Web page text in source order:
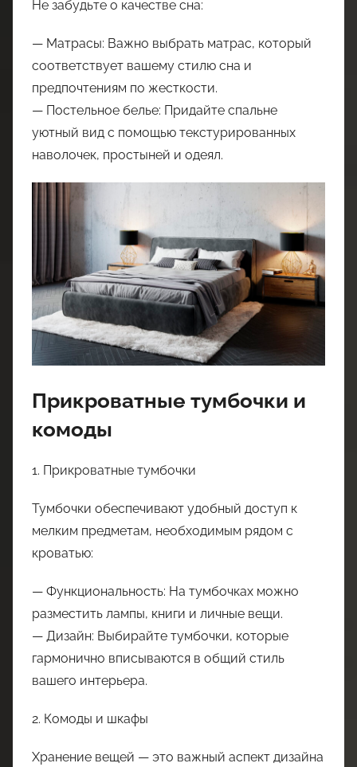
Не забудьте о качестве сна:
— Матрасы: Важно выбрать матрас, который
соответствует вашему стилю сна и
предпочтениям по жесткости.
— Постельное белье: Придайте спальне
уютный вид с помощью текстурированных
наволочек, простыней и одеял.
Прикроватные тумбочки и
комоды
1. Прикроватные тумбочки
Тумбочки обеспечивают удобный доступ к
мелким предметам, необходимым рядом с
кроватью:
— Функциональность: На тумбочках можно
разместить лампы, книги и личные вещи.
— Дизайн: Выбирайте тумбочки, которые
гармонично вписываются в общий стиль
вашего интерьера.
2. Комоды и шкафы
Хранение вещей — это важный аспект дизайна